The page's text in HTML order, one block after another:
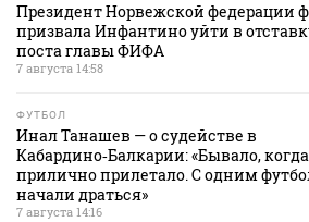
Президент Норвежской федерации
призвала Инфантино уйти в
поста главы ФИФА
7 августа 14:58
ФУТБОЛ
Инал Танашев — о судействе в
Кабардино‑Балкарии: «Бывало, когда
прилично прилетало. С одним
начали драться»
7 августа 14:16